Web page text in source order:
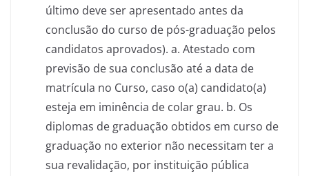
último deve ser apresentado antes da
conclusão do curso de pós-graduação pelos
candidatos aprovados). a. Atestado com
previsão de sua conclusão até a data de
matrícula no Curso, caso o(a) candidato(a)
esteja em iminência de colar grau. b. Os
diplomas de graduação obtidos em curso de
graduação no exterior não necessitam ter a
sua revalidação, por instituição pública